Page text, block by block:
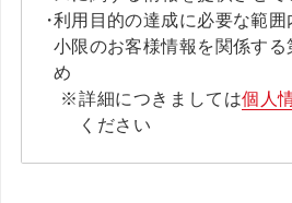
利用目的の達成に必要な範
小限のお客様情報を関係す
め
詳細につきましては個人
ください